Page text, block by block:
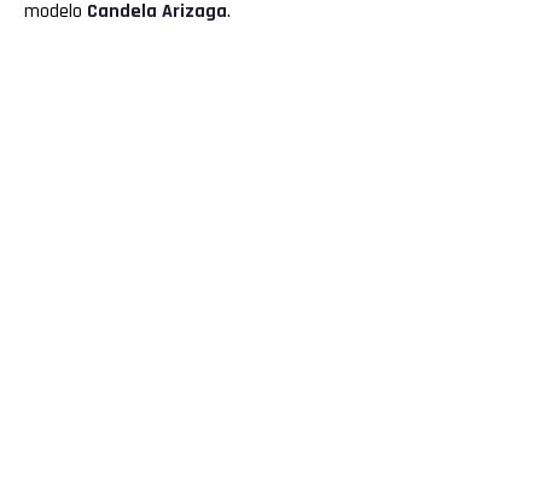
modelo Candela Arizaga.